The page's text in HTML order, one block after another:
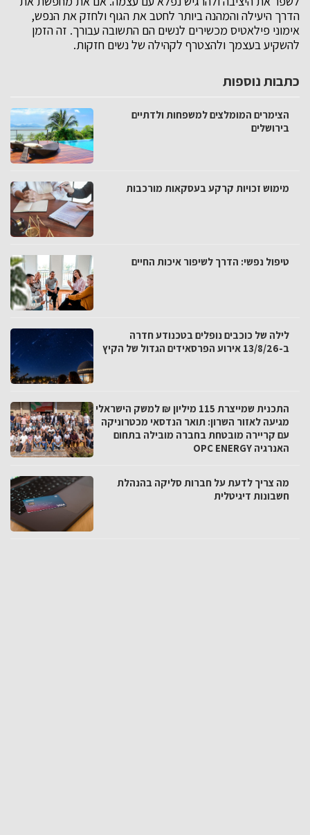
הדרך היעילה והמהנה ביותר לחטב את הגוף ולחזק את הנפש,
אימוני פילאטיס מכשירים לנשים הם התשובה עבורך. זה הזמן
להשקיע בעצמך ולהצטרף לקהילה של נשים חזקות.
כתבות נוספות
הצימרים המומלצים למשפחות ולדתיים
בירושלים
מימוש זכויות קרקע בעסקאות מורכבות
טיפול נפשי: הדרך לשיפור איכות החיים
לילה של כוכבים נופלים בטכנודע חדרה
ב-13/8/26 אירוע הפרסאידים הגדול של הקיץ
התכנית שמייצרת 115 מיליון ₪ למשק הישראלי
מגיעה לאזור השרון: תואר הנדסאי מכטרוניקה
עם קריירה מובטחת בחברה מובילה בתחום
האנרגיה OPC ENERGY
מה צריך לדעת על חברות סליקה בהנהלת
חשבונות דיגיטלית